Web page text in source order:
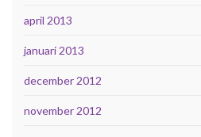
april 2013
januari 2013
december 2012
november 2012